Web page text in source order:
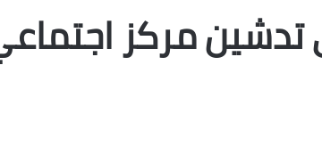
مركز